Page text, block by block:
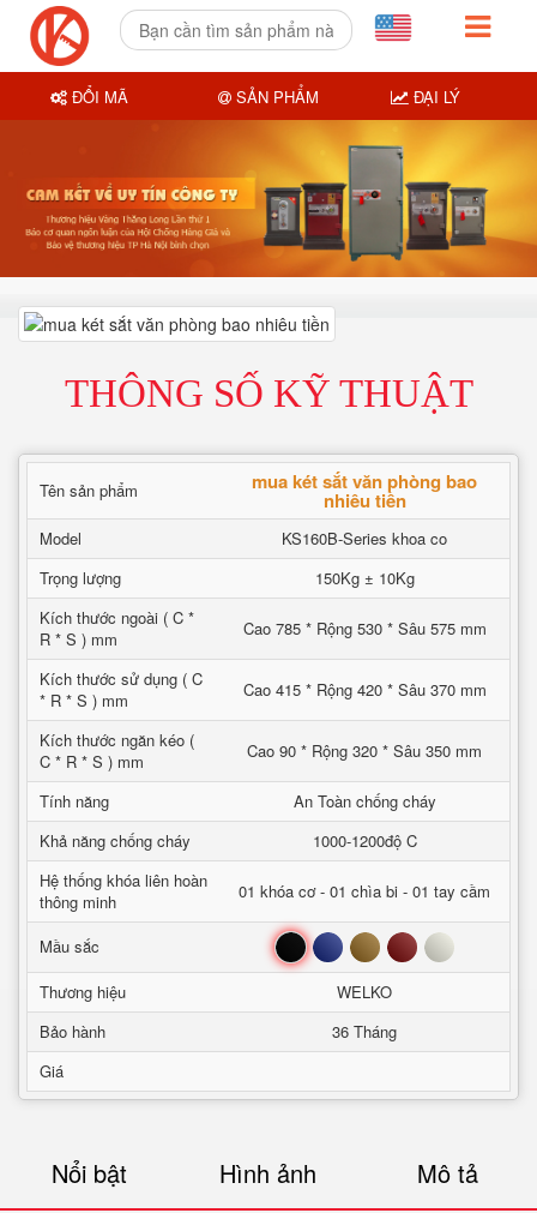
THÔNG SỐ KỸ THUẬT
Tên sản phẩm mua két sắt văn phòng bao
nhiêu tiền
Model
KS160B-Series khoa co
Trọng lượng
150Kg ± 10Kg
Kích thước ngoài ( C *
R * S ) mm
Cao 785 * Rộng 530 * Sâu 575 mm
Kích thước sử dụng ( C
* R * S ) mm
Cao 415 * Rộng 420 * Sâu 370 mm
Kích thước ngăn kéo (
C * R * S ) mm
Cao 90 * Rộng 320 * Sâu 350 mm
Tính năng
An Toàn chống cháy
Khả năng chống cháy
1000-1200độ C
Hệ thống khóa liên hoàn
thông minh
01 khóa cơ - 01 chìa bi - 01 tay cầm
Mầu sắc Đen Xanh Nâu Đỏ Trắng
Thương hiệu
WELKO
Bảo hành
36 Tháng
Giá
Nổi bật Hình ảnh Mô tả
ĐỔI MÃ SẢN PHẨM ĐẠI LÝ